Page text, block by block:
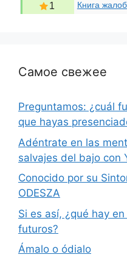
1 Книга
Самое свежее
Preguntamos: ¿cuál
que hayas
Adéntrate en las
salvajes del bajo con
Conocido por su
ODESZA
Si es así, ¿qué hay
futuros?
Ámalo o ódialo